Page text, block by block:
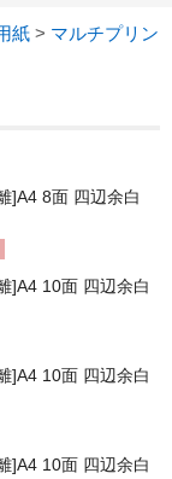
紙 > マルチプリン
]A4 8面 四辺余白
]A4 10面 四辺余白
]A4 10面 四辺余白
]A4 10面 四辺余白